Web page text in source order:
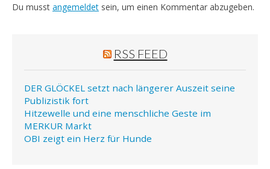
Du musst angemeldet sein, um einen Kommentar abzugeben.
RSS FEED
DER GLÖCKEL setzt nach längerer Auszeit seine
Publizistik fort
Hitzewelle und eine menschliche Geste im
MERKUR Markt
OBI zeigt ein Herz für Hunde